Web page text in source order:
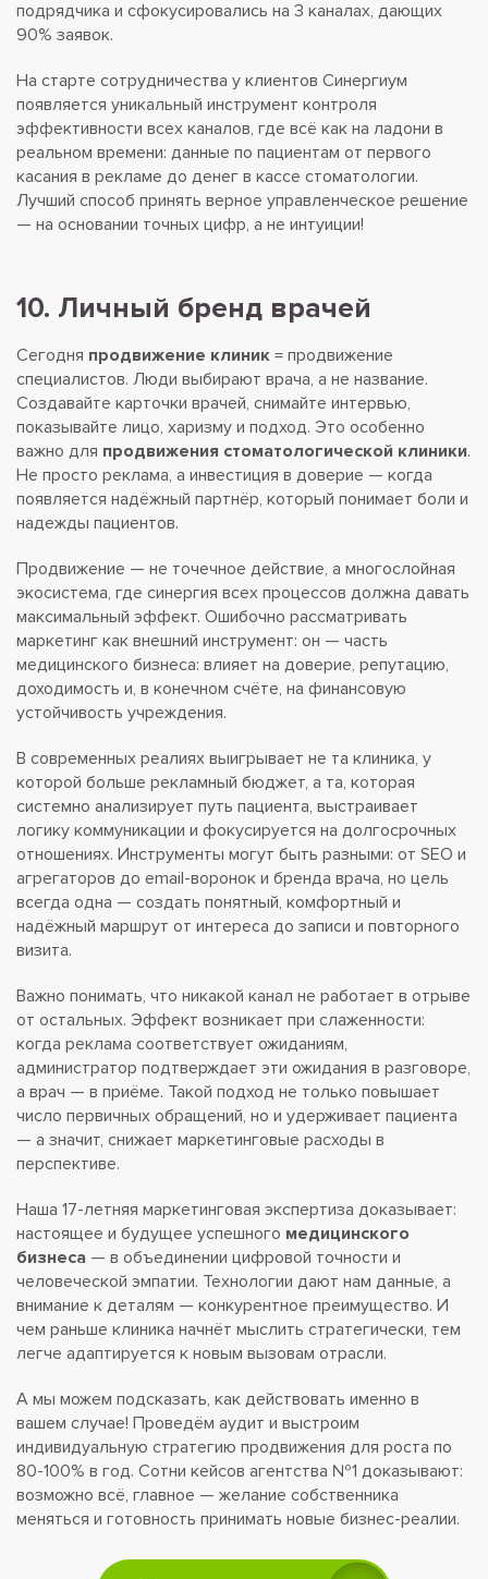
подрядчика и сфокусировались на 3 каналах, дающих
90% заявок.
На старте сотрудничества у клиентов Синергиум
появляется уникальный инструмент контроля
эффективности всех каналов, где всё как на ладони в
реальном времени: данные по пациентам от первого
касания в рекламе до денег в кассе стоматологии.
Лучший способ принять верное управленческое решение
— на основании точных цифр, а не интуиции!
10. Личный бренд врачей
Сегодня продвижение клиник = продвижение
специалистов. Люди выбирают врача, а не название.
Создавайте карточки врачей, снимайте интервью,
показывайте лицо, харизму и подход. Это особенно
важно для продвижения стоматологической клиники.
Не просто реклама, а инвестиция в доверие — когда
появляется надёжный партнёр, который понимает боли и
надежды пациентов.
Продвижение — не точечное действие, а многослойная
экосистема, где синергия всех процессов должна давать
максимальный эффект. Ошибочно рассматривать
маркетинг как внешний инструмент: он — часть
медицинского бизнеса: влияет на доверие, репутацию,
доходимость и, в конечном счёте, на финансовую
устойчивость учреждения.
В современных реалиях выигрывает не та клиника, у
которой больше рекламный бюджет, а та, которая
системно анализирует путь пациента, выстраивает
логику коммуникации и фокусируется на долгосрочных
отношениях. Инструменты могут быть разными: от SEO и
агрегаторов до email-воронок и бренда врача, но цель
всегда одна — создать понятный, комфортный и
надёжный маршрут от интереса до записи и повторного
визита.
Важно понимать, что никакой канал не работает в отрыве
от остальных. Эффект возникает при слаженности:
когда реклама соответствует ожиданиям,
администратор подтверждает эти ожидания в разговоре,
а врач — в приёме. Такой подход не только повышает
число первичных обращений, но и удерживает пациента
— а значит, снижает маркетинговые расходы в
перспективе.
Наша 17-летняя маркетинговая экспертиза доказывает:
настоящее и будущее успешного медицинского
бизнеса — в объединении цифровой точности и
человеческой эмпатии. Технологии дают нам данные, а
внимание к деталям — конкурентное преимущество. И
чем раньше клиника начнёт мыслить стратегически, тем
легче адаптируется к новым вызовам отрасли.
А мы можем подсказать, как действовать именно в
вашем случае! Проведём аудит и выстроим
индивидуальную стратегию продвижения для роста по
80-100% в год. Сотни кейсов агентства №1 доказывают:
возможно всё, главное — желание собственника
меняться и готовность принимать новые бизнес-реалии.